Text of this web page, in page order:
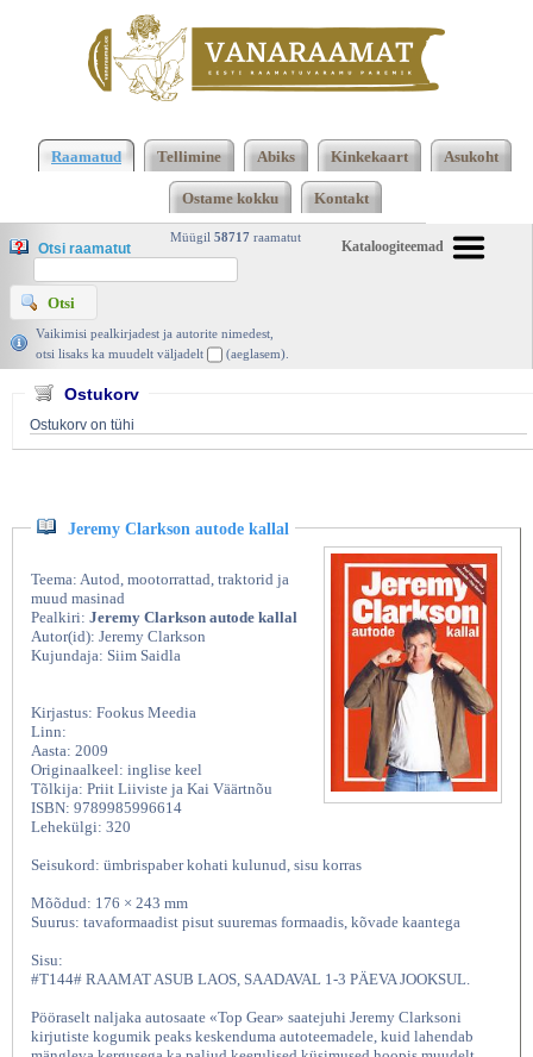
Clarkson autode kallal, Jeremy Clarkson, Fookus
Meedia 2009 | vanaraamat. ee
Raamatud Tellimine Abiks Kinkekaart Asukoht
Ostame kokku Kontakt
Kataloogiteemad
Müügil 58717 raamatut
Otsi raamatut
Vaikimisi pealkirjadest ja autorite nimedest,
otsi lisaks ka muudelt väljadelt
(aeglasem).
Ostukorv
Ostukorv on tühi
Jeremy Clarkson autode kallal
Teema: Autod, mootorrattad, traktorid ja
muud masinad
Pealkiri: Jeremy Clarkson autode kallal
Autor(id): Jeremy Clarkson
Kujundaja: Siim Saidla
Kirjastus: Fookus Meedia
Linn:
Aasta: 2009
Originaalkeel: inglise keel
Tõlkija: Priit Liiviste ja Kai Väärtnõu
ISBN: 9789985996614
Lehekülgi: 320
Seisukord: ümbrispaber kohati kulunud, sisu korras
Mõõdud: 176 × 243 mm
Suurus: tavaformaadist pisut suuremas formaadis, kõvade kaantega
Sisu:
#T144# RAAMAT ASUB LAOS, SAADAVAL 1-3 PÄEVA JOOKSUL.
Pööraselt naljaka autosaate «Top Gear» saatejuhi Jeremy Clarksoni
kirjutiste kogumik peaks keskenduma autoteemadele, kuid lahendab